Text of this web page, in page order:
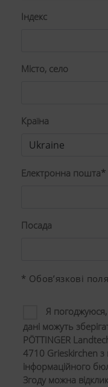
Індекс
Місто, село
Країна
Електронна пошта*
Посада
* Обов’язкові поля
Я
дані можуть
PÖTTINGER
4710 Grieskirchen
інформаційного
Згоду можна